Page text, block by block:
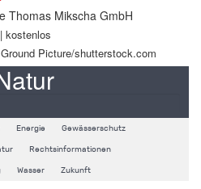
Thomas Mikscha GmbH
kostenlos
Picture/shutterstock.com
Energie Gewässerschutz
Rechtsinformationen
Wasser Zukunft